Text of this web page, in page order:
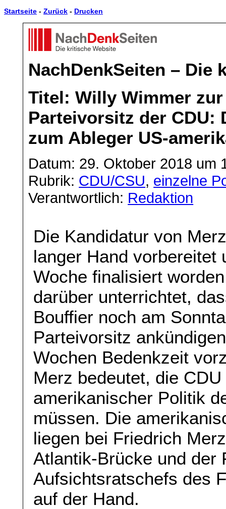
Startseite - Zurück - Drucken
NachDenkSeiten – Die
Titel: Willy Wimmer
Parteivorsitz der CDU:
zum Ableger US-
Datum: 29. Oktober 2018 um
Rubrik: CDU/CSU, einzelne
Verantwortlich: Redaktion
Die Kandidatur von
langer Hand vorbereitet
Woche finalisiert
darüber unterrichtet,
Bouffier noch am
Parteivorsitz
Wochen Bedenkzeit
Merz bedeutet, die
amerikanischer Politik
müssen. Die
liegen bei Friedrich
Atlantik-Brücke und der
Aufsichtsratschefs des
auf der Hand.